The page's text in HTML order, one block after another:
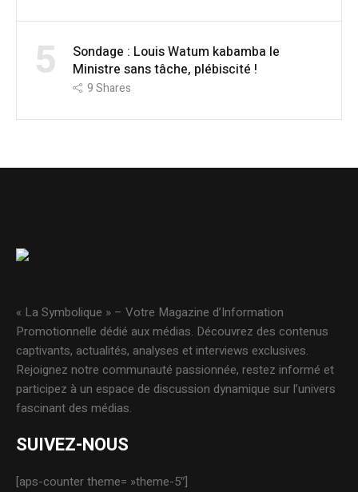
5
Sondage : Louis Watum kabamba le
Ministre sans tâche, plébiscité !
9Shares
« La Symbolique » – Votre Magazine d’Information
Promotionnelle dédié aux médias. Découvrez des contenus
captivants, actualités, analyses et interviews exclusives.
Rejoignez notre communauté passionnée, restez informé et
participez à un espace de discussion dynamique sur l’univers
fascinant des médias.
SUIVEZ-NOUS
[aps-counter theme= »theme-5″]